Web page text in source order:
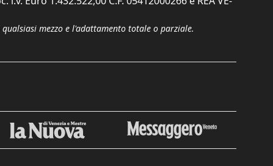
mezzo e l'adattamento totale o parziale.